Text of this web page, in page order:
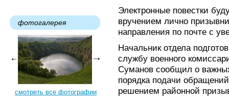
фотогалерея
смотреть все фотографии
Электронные повестки
вручением лично
направления по почте с
Начальник отдела
службу военного
Суманов сообщил о
порядка подачи
решением районной